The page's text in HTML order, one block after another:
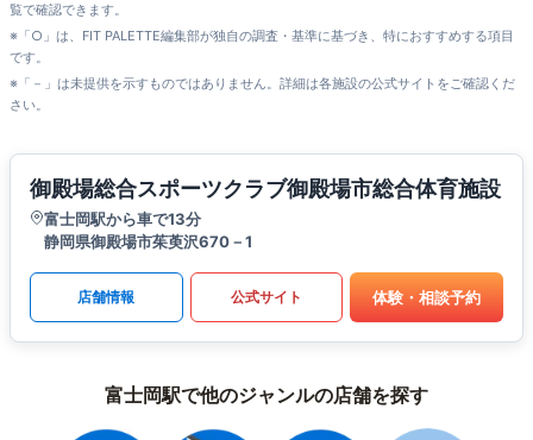
覧で確認できます。
※「○」は、FIT PALETTE編集部が独自の調査・基準に基づき、特におすすめする項目
です。
※「－」は未提供を示すものではありません。詳細は各施設の公式サイトをご確認くだ
さい。
御殿場総合スポーツクラブ御殿場市総合体育施設
富士岡駅から車で13分
静岡県御殿場市茱萸沢670－1
店舗情報 公式サイト 体験・相談予約
富士岡駅で他のジャンルの店舗を探す